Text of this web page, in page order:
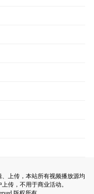
上传，本站所有视频播放源均
传，不用于商业活动。